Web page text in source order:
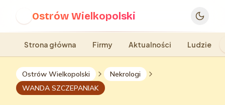
Ostrów Wielkopolski
Strona główna Firmy Aktualności Ludzie
Ostrów Wielkopolski
Nekrologi
WANDA SZCZEPANIAK